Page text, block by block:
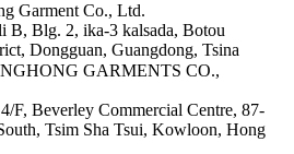
Garment Co., Ltd.
B, Blg. 2, ika-3 kalsada, Botou
Dongguan, Guangdong, Tsina
GARMENTS CO.,
F, Beverley Commercial Centre, 87-
Tsim Sha Tsui, Kowloon, Hong